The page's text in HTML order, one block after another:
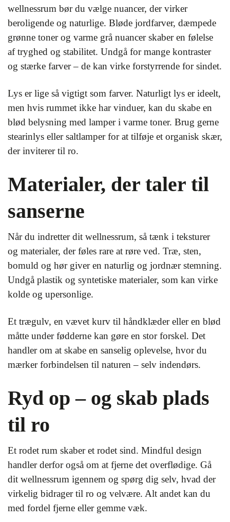
wellnessrum bør du vælge nuancer, der virker
beroligende og naturlige. Bløde jordfarver, dæmpede
grønne toner og varme grå nuancer skaber en følelse
af tryghed og stabilitet. Undgå for mange kontraster
og stærke farver – de kan virke forstyrrende for sindet.
Lys er lige så vigtigt som farver. Naturligt lys er ideelt,
men hvis rummet ikke har vinduer, kan du skabe en
blød belysning med lamper i varme toner. Brug gerne
stearinlys eller saltlamper for at tilføje et organisk skær,
der inviterer til ro.
Materialer, der taler til
sanserne
Når du indretter dit wellnessrum, så tænk i teksturer
og materialer, der føles rare at røre ved. Træ, sten,
bomuld og hør giver en naturlig og jordnær stemning.
Undgå plastik og syntetiske materialer, som kan virke
kolde og upersonlige.
Et trægulv, en vævet kurv til håndklæder eller en blød
måtte under fødderne kan gøre en stor forskel. Det
handler om at skabe en sanselig oplevelse, hvor du
mærker forbindelsen til naturen – selv indendørs.
Ryd op – og skab plads
til ro
Et rodet rum skaber et rodet sind. Mindful design
handler derfor også om at fjerne det overflødige. Gå
dit wellnessrum igennem og spørg dig selv, hvad der
virkelig bidrager til ro og velvære. Alt andet kan du
med fordel fjerne eller gemme væk.